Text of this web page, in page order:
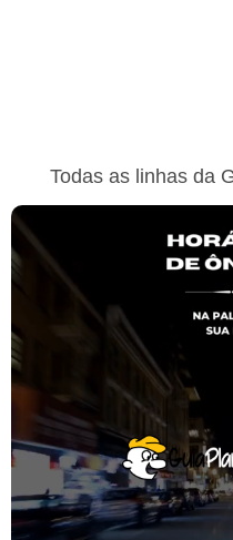
Todas as linhas da